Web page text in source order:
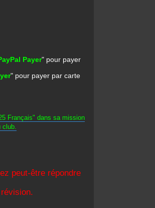
Payer" pour payer
" pour payer par carte
Français" dans sa mission
peut-être répondre